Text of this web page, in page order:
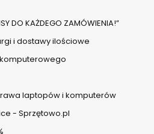
DO KAŻDEGO ZAMÓWIENIA!”
i dostawy ilościowe
laptopów i komputerów
- Sprzętowo.pl